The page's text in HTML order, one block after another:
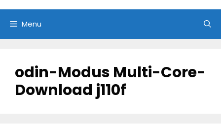
Menu
odin-Modus Multi-Core-
Download j110f